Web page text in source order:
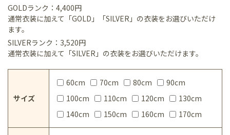
GOLDランク：4,400円
通常衣装に加えて「GOLD」「SILVER」の衣装をお選びいただけ
ます。
SILVERランク：3,520円
通常衣装に加えて「SILVER」の衣装をお選びいただけます。
サイズ
60cm 70cm 80cm
90cm
100cm
110cm 120cm
130cm
140cm
150cm 160cm 170cm